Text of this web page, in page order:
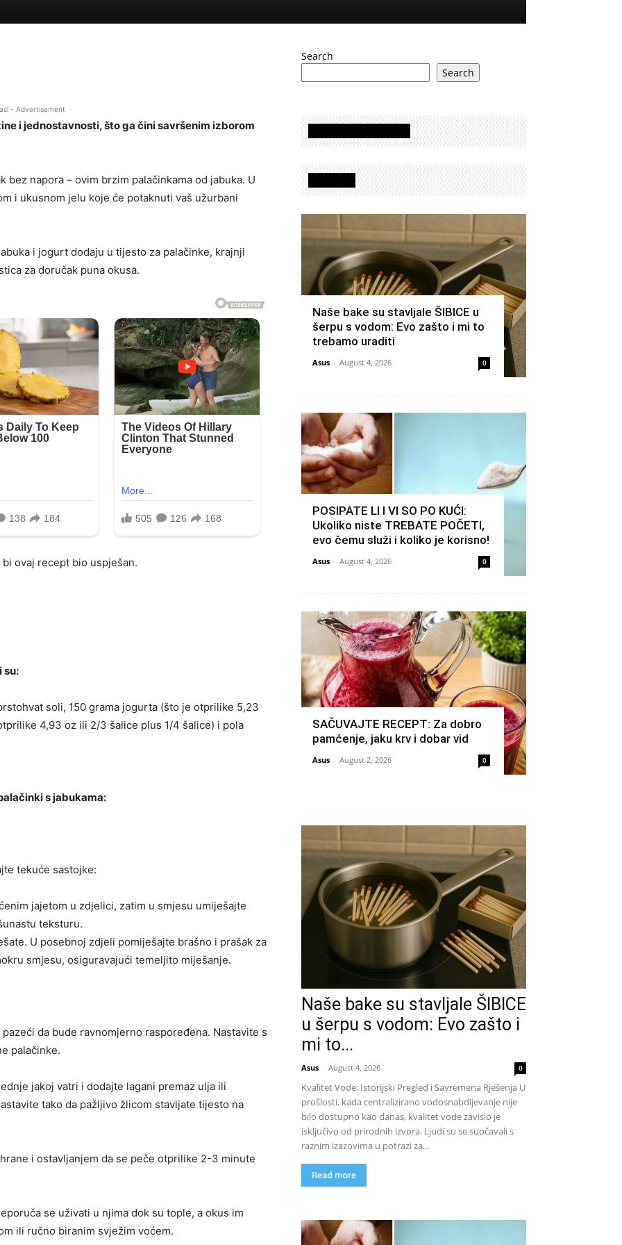
- Advertisement
i jednostavnosti, što ga čini savršenim izborom
napora – ovim brzim palačinkama od jabuka. U
i ukusnom jelu koje će potaknuti vaš užurbani
i jogurt dodaju u tijesto za palačinke, krajnji
za doručak puna okusa.
ovaj recept bio uspješan.
su:
soli, 150 grama jogurta (što je otprilike 5,23
4,93 oz ili 2/3 šalice plus 1/4 šalice) i pola
s jabukama:
tekuće sastojke:
jajetom u zdjelici, zatim u smjesu umiješajte
teksturu.
U posebnoj zdjeli pomiješajte brašno i prašak za
smjesu, osiguravajući temeljito miješanje.
da bude ravnomjerno raspoređena. Nastavite s
palačinke.
jakoj vatri i dodajte lagani premaz ulja ili
tako da pažljivo žlicom stavljate tijesto na
i ostavljanjem da se peče otprilike 2-3 minute
se uživati ​​u njima dok su tople, a okus im
ili ručno biranim svježim voćem.
Search
Search
Naše bake su stavljale ŠIBICE u
šerpu s vodom: Evo zašto i mi to
trebamo uraditi
Asus - August 4, 2026 0
POSIPATE LI I VI SO PO KUĆI:
Ukoliko niste TREBATE POČETI,
evo čemu služi i koliko je korisno!
Asus - August 4, 2026 0
SAČUVAJTE RECEPT: Za dobro
pamćenje, jaku krv i dobar vid
Asus - August 2, 2026 0
Naše bake su stavljale ŠIBICE
u šerpu s vodom: Evo zašto i
mi to...
Asus - August 4, 2026 0
Kvalitet Vode: Istorijski Pregled i Savremena Rješenja U
prošlosti, kada centralizirano vodosnabdijevanje nije
bilo dostupno kao danas, kvalitet vode zavisio je
isključivo od prirodnih izvora. Ljudi su se suočavali s
raznim izazovima u potrazi za...
Read more